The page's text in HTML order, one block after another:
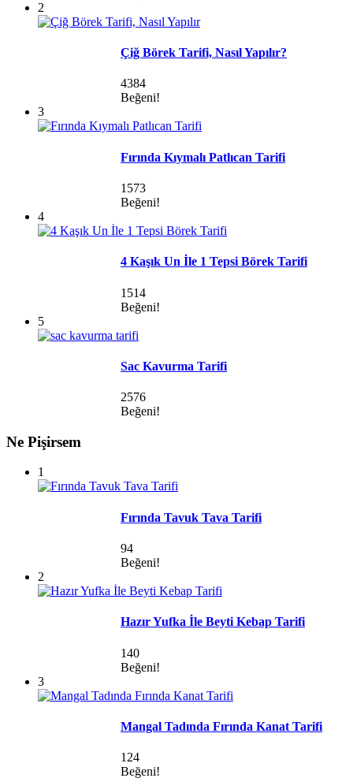
2
Çiğ Börek Tarifi, Nasıl Yapılır?
4384
Beğeni!
3
Fırında Kıymalı Patlıcan Tarifi
1573
Beğeni!
4
4 Kaşık Un İle 1 Tepsi Börek Tarifi
1514
Beğeni!
5
Sac Kavurma Tarifi
2576
Beğeni!
Ne Pişirsem
1
Fırında Tavuk Tava Tarifi
94
Beğeni!
2
Hazır Yufka İle Beyti Kebap Tarifi
140
Beğeni!
3
Mangal Tadında Fırında Kanat Tarifi
124
Beğeni!